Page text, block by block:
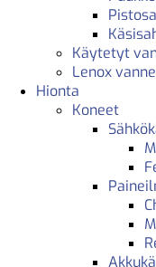
Käytetyt
Lenox
Hionta
Koneet